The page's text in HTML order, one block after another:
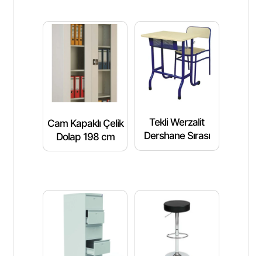
Cam Kapaklı Çelik
Dolap 198 cm
Tekli Werzalit
Dershane Sırası